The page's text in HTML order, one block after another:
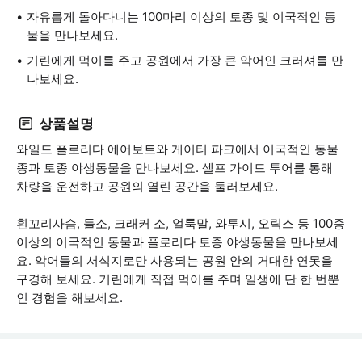
자유롭게 돌아다니는 100마리 이상의 토종 및 이국적인 동
물을 만나보세요.
기린에게 먹이를 주고 공원에서 가장 큰 악어인 크러셔를 만
나보세요.
상품설명
와일드 플로리다 에어보트와 게이터 파크에서 이국적인 동물
종과 토종 야생동물을 만나보세요. 셀프 가이드 투어를 통해
차량을 운전하고 공원의 열린 공간을 둘러보세요.
흰꼬리사슴, 들소, 크래커 소, 얼룩말, 와투시, 오릭스 등 100종
이상의 이국적인 동물과 플로리다 토종 야생동물을 만나보세
요. 악어들의 서식지로만 사용되는 공원 안의 거대한 연못을
구경해 보세요. 기린에게 직접 먹이를 주며 일생에 단 한 번뿐
인 경험을 해보세요.